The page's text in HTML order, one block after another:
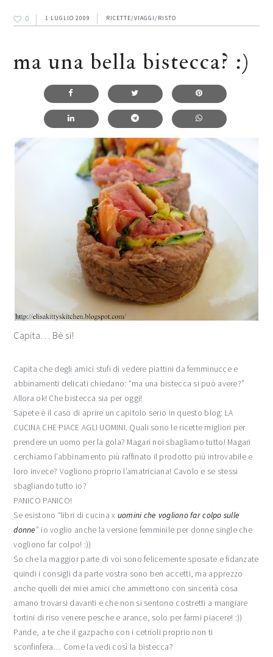
0 1 LUGLIO 2009 RICETTE/VIAGGI/RISTO
ma una bella bistecca? :)
Capita… Bè si!
Capita che degli amici stufi di vedere piattini da femminucce e
abbinamenti delicati chiedano: “ma una bistecca si può avere?”
Allora ok! Che bistecca sia per oggi!
Sapete è il caso di aprire un capitolo serio in questo blog: LA
CUCINA CHE PIACE AGLI UOMINI. Quali sono le ricette migliori per
prendere un uomo per la gola? Magari noi sbagliamo tutto! Magari
cerchiamo l’abbinamento più raffinato il prodotto più introvabile e
loro invece? Vogliono proprio l’amatriciana! Cavolo e se stessi
sbagliando tutto io?
PANICO PANICO!
Se esistono “libri di cucina x uomini che vogliono far colpo sulle
donne” io voglio anche la versione femminile per donne single che
vogliono far colpo! :))
So che la maggior parte di voi sono felicemente sposate e fidanzate
quindi i consigli da parte vostra sono ben accetti, ma apprezzo
anche quelli dei miei amici che ammettono con sincerità cosa
amano trovarsi davanti e che non si sentono costretti a mangiare
tortini di riso venere pesche e arance, solo per farmi piacere! :))
Paride, a te che il gazpacho con i cetrioli proprio non ti
sconfinfera… Come la vedi così la bistecca?